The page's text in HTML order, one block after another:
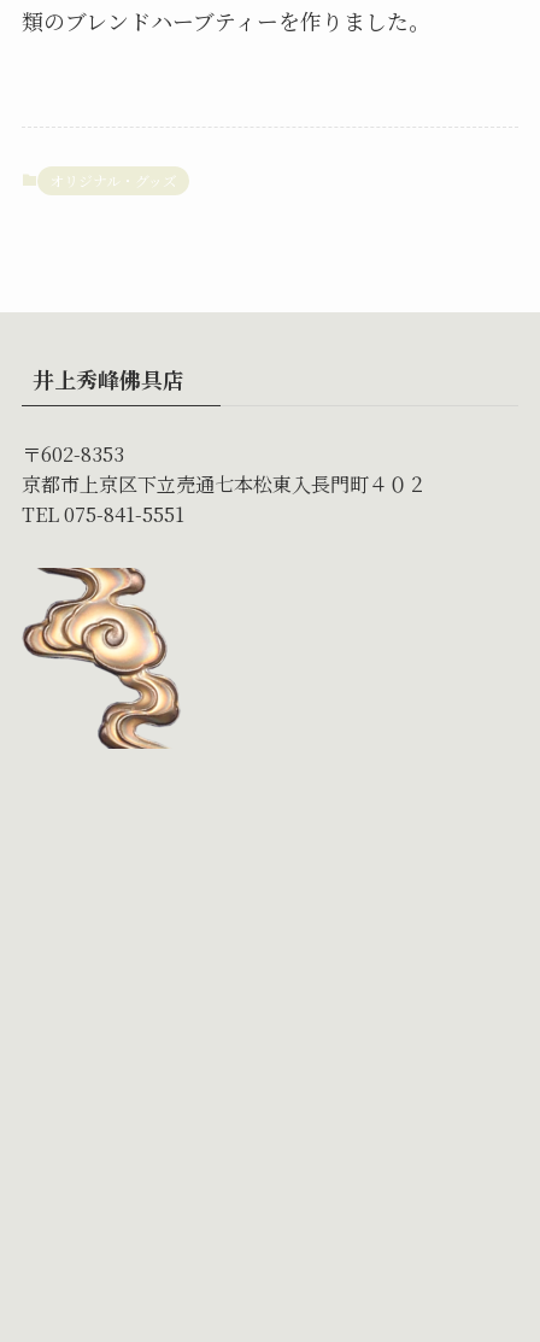
類のブレンドハーブティーを作りました。
オリジナル・グッズ
井上秀峰佛具店
〒602-8353
京都市上京区下立売通七本松東入長門町４０２
TEL 075-841-5551